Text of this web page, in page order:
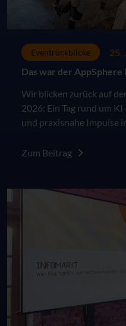
Eventrückblicke
25.
Das war der
Wir blicken zurück auf
2026: Ein Tag rund um
und praxisnahe Impulse
Zum Beitrag